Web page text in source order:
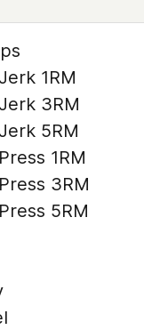
1RM
3RM
5RM
1RM
3RM
5RM